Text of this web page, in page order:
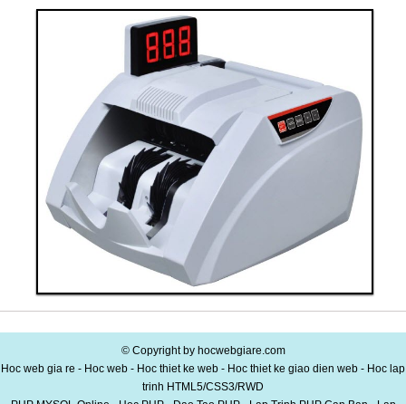
Thiết bị văn phòng 10
Giá: 40,000,000 VND
Xem chi tiết
Đặt hàng
Thanh toán ngay
© Copyright by hocwebgiare.com
Hoc web gia re - Hoc web - Hoc thiet ke web - Hoc thiet ke giao dien web - Hoc lap
trinh HTML5/CSS3/RWD